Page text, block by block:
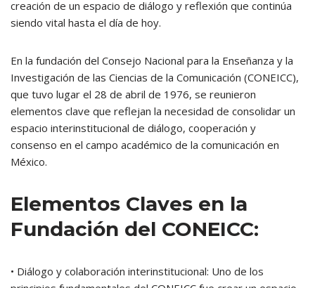
creación de un espacio de diálogo y reflexión que continúa
siendo vital hasta el día de hoy.
En la fundación del Consejo Nacional para la Enseñanza y la
Investigación de las Ciencias de la Comunicación (CONEICC),
que tuvo lugar el 28 de abril de 1976, se reunieron
elementos clave que reflejan la necesidad de consolidar un
espacio interinstitucional de diálogo, cooperación y
consenso en el campo académico de la comunicación en
México.
Elementos Claves en la
Fundación del CONEICC:
• Diálogo y colaboración interinstitucional: Uno de los